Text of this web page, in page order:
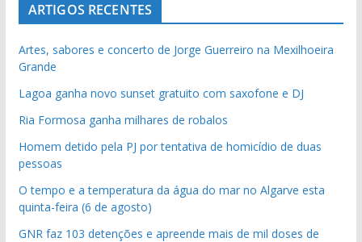
ARTIGOS RECENTES
Artes, sabores e concerto de Jorge Guerreiro na Mexilhoeira
Grande
Lagoa ganha novo sunset gratuito com saxofone e DJ
Ria Formosa ganha milhares de robalos
Homem detido pela PJ por tentativa de homicídio de duas
pessoas
O tempo e a temperatura da água do mar no Algarve esta
quinta-feira (6 de agosto)
GNR faz 103 detenções e apreende mais de mil doses de